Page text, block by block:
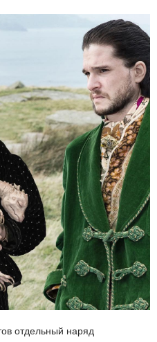
отдельный наряд